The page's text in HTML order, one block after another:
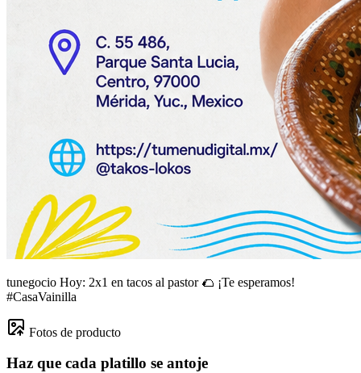
tunegocio Hoy: 2x1 en tacos al pastor 🌮 ¡Te esperamos!
#CasaVainilla
Fotos de producto
Haz que cada platillo se antoje